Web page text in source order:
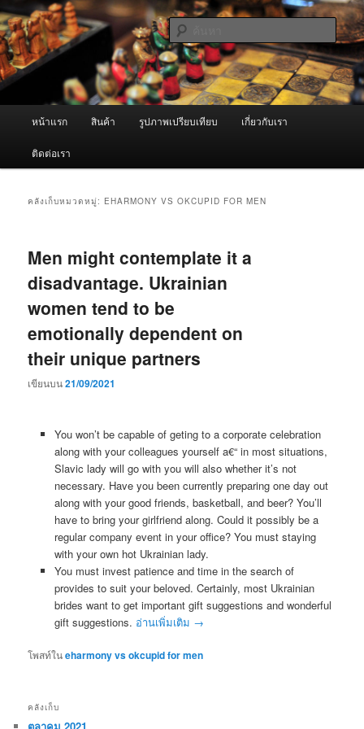
ข้าม
ไป
ยัง
เนื้อหา
หลัก
ข้าม
ไป
บทความ
รอง
ผู้นำเข้าเครื่องพ่นหมอกควัน Best
Fogger / Fogger One และ อะไหล่
จำหน่ายเครื่องพ่นหมอกควัน คุณภาพดี บริการด้วยความจริงใจ
ค้นหา
หน้าแรก สินค้า รูปภาพเปรียบเทียบ เกี่ยวกับเรา
ติดต่อเรา
คลังเก็บหมวดหมู่: EHARMONY VS OKCUPID FOR MEN
Men might contemplate it a
disadvantage. Ukrainian
women tend to be
emotionally dependent on
their unique partners
เขียนบน21/09/2021
You won’t be capable of geting to a corporate celebration
along with your colleagues yourself a€“ in most situations,
Slavic lady will go with you will also whether it’s not
necessary. Have you been currently preparing one day out
along with your good friends, basketball, and beer? You’ll
have to bring your girlfriend along. Could it possibly be a
regular company event in your office? You must staying
with your own hot Ukrainian lady.
You must invest patience and time in the search of
provides to suit your beloved. Certainly, most Ukrainian
brides want to get important gift suggestions and wonderful
gift suggestions. อ่านเพิ่มเติม →
โพสท์ในeharmony vs okcupid for men
คลังเก็บ